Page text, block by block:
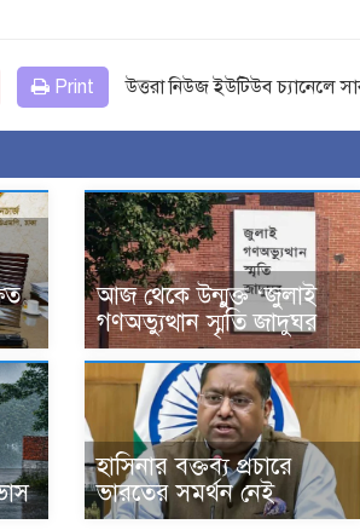
Print উত্তরা নিউজ ইউটিউব চ্যানেলে
আজ থেকে উন্মুক্ত ‘জুলাই
গণঅভ্যুত্থান স্মৃতি জাদুঘর
হাসিনার বক্তব্য প্রচারে
ভারতের সমর্থন নেই